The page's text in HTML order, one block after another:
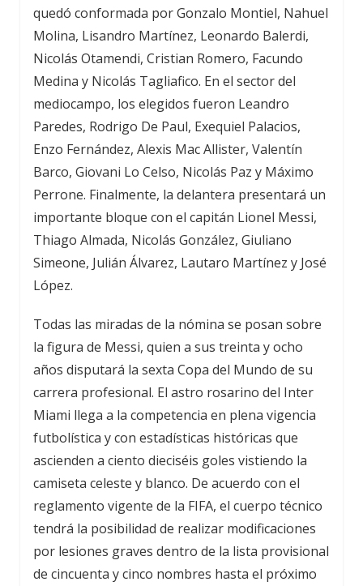
quedó conformada por Gonzalo Montiel, Nahuel
Molina, Lisandro Martínez, Leonardo Balerdi,
Nicolás Otamendi, Cristian Romero, Facundo
Medina y Nicolás Tagliafico. En el sector del
mediocampo, los elegidos fueron Leandro
Paredes, Rodrigo De Paul, Exequiel Palacios,
Enzo Fernández, Alexis Mac Allister, Valentín
Barco, Giovani Lo Celso, Nicolás Paz y Máximo
Perrone. Finalmente, la delantera presentará un
importante bloque con el capitán Lionel Messi,
Thiago Almada, Nicolás González, Giuliano
Simeone, Julián Álvarez, Lautaro Martínez y José
López.
Todas las miradas de la nómina se posan sobre
la figura de Messi, quien a sus treinta y ocho
años disputará la sexta Copa del Mundo de su
carrera profesional. El astro rosarino del Inter
Miami llega a la competencia en plena vigencia
futbolística y con estadísticas históricas que
ascienden a ciento dieciséis goles vistiendo la
camiseta celeste y blanco. De acuerdo con el
reglamento vigente de la FIFA, el cuerpo técnico
tendrá la posibilidad de realizar modificaciones
por lesiones graves dentro de la lista provisional
de cincuenta y cinco nombres hasta el próximo